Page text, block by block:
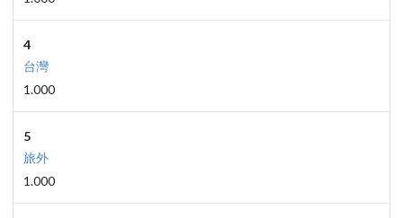
4
台灣
1.000
5
旅外
1.000